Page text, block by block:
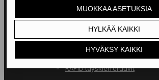
Klimas osakierreruuvit
RAPID osakierreruuvit
StarDrive GPR osakierreruuvit
Klimas täyskierreruuvit
RAPID täyskierreruuvit